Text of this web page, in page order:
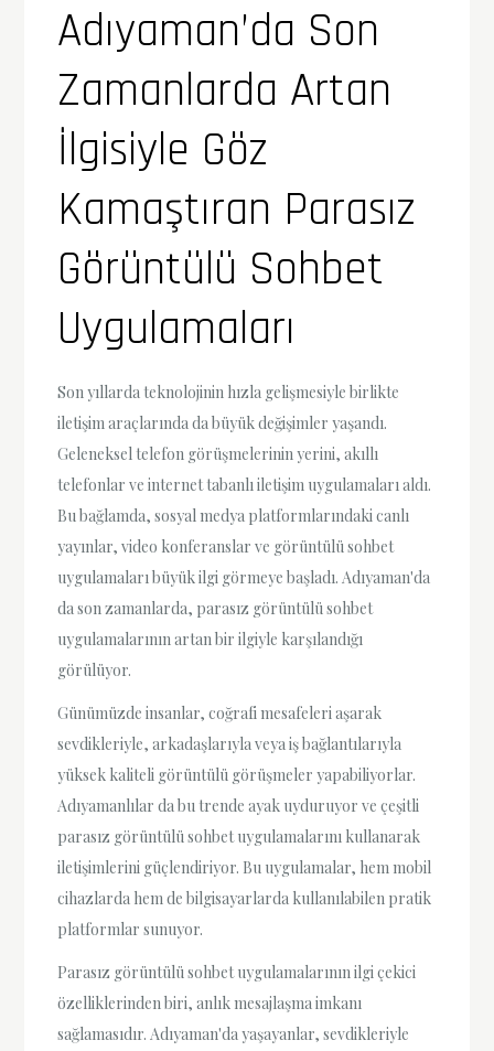
Adıyaman’da Son
Zamanlarda Artan
İlgisiyle Göz
Kamaştıran Parasız
Görüntülü Sohbet
Uygulamaları
Son yıllarda teknolojinin hızla gelişmesiyle birlikte
iletişim araçlarında da büyük değişimler yaşandı.
Geleneksel telefon görüşmelerinin yerini, akıllı
telefonlar ve internet tabanlı iletişim uygulamaları aldı.
Bu bağlamda, sosyal medya platformlarındaki canlı
yayınlar, video konferanslar ve görüntülü sohbet
uygulamaları büyük ilgi görmeye başladı. Adıyaman'da
da son zamanlarda, parasız görüntülü sohbet
uygulamalarının artan bir ilgiyle karşılandığı
görülüyor.
Günümüzde insanlar, coğrafi mesafeleri aşarak
sevdikleriyle, arkadaşlarıyla veya iş bağlantılarıyla
yüksek kaliteli görüntülü görüşmeler yapabiliyorlar.
Adıyamanlılar da bu trende ayak uyduruyor ve çeşitli
parasız görüntülü sohbet uygulamalarını kullanarak
iletişimlerini güçlendiriyor. Bu uygulamalar, hem mobil
cihazlarda hem de bilgisayarlarda kullanılabilen pratik
platformlar sunuyor.
Parasız görüntülü sohbet uygulamalarının ilgi çekici
özelliklerinden biri, anlık mesajlaşma imkanı
sağlamasıdır. Adıyaman'da yaşayanlar, sevdikleriyle